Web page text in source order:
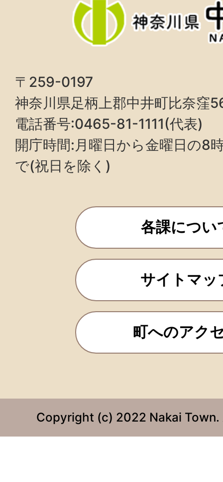
〒259-0197
神奈川県足柄上郡中井町比奈窪
電話番号:0465-81-1111(代表)
開庁時間:月曜日から金曜日の8
で(祝日を除く)
各課につい
サイトマッ
町へのアク
Copyright (c) 2022 Nakai Town.